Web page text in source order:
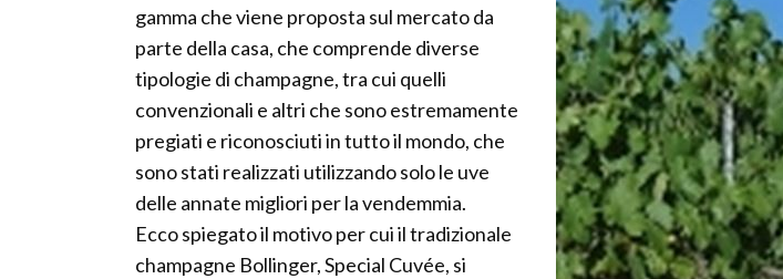
gamma che viene proposta sul mercato da
parte della casa, che comprende diverse
tipologie di champagne, tra cui quelli
convenzionali e altri che sono estremamente
pregiati e riconosciuti in tutto il mondo, che
sono stati realizzati utilizzando solo le uve
delle annate migliori per la vendemmia.
Ecco spiegato il motivo per cui il tradizionale
champagne Bollinger, Special Cuvée, si